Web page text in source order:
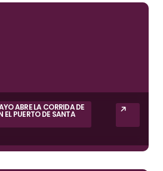
ABRE LA CORRIDA DE
EL PUERTO DE SANTA